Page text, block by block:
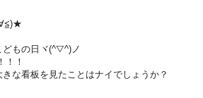
どもの日ヾ(^▽^)ノ
！！
な看板を見たことはナイでしょうか？